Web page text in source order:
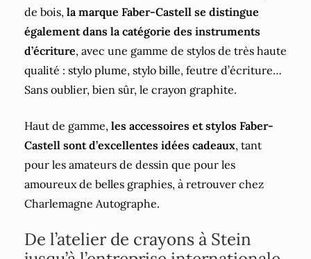
de bois, la marque Faber-Castell se distingue
également dans la catégorie des instruments
d’écriture, avec une gamme de stylos de très haute
qualité : stylo plume, stylo bille, feutre d’écriture…
Sans oublier, bien sûr, le crayon graphite.
Haut de gamme, les accessoires et stylos Faber-
Castell sont d’excellentes idées cadeaux, tant
pour les amateurs de dessin que pour les
amoureux de belles graphies, à retrouver chez
Charlemagne Autographe.
De l’atelier de crayons à Stein